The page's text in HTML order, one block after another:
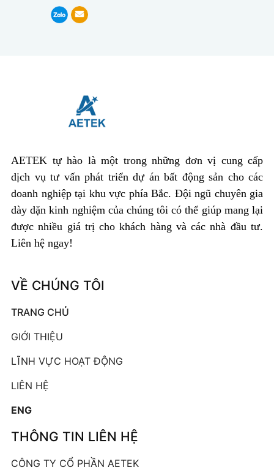
AETEK tự hào là một trong những đơn vị cung cấp
dịch vụ tư vấn phát triển dự án bất động sản cho các
doanh nghiệp tại khu vực phía Bắc. Đội ngũ chuyên gia
dày dặn kinh nghiệm của chúng tôi có thể giúp mang lại
được nhiều giá trị cho khách hàng và các nhà đầu tư.
Liên hệ ngay!
VỀ CHÚNG TÔI
TRANG CHỦ
GIỚI THIỆU
LĨNH VỰC HOẠT ĐỘNG
LIÊN HỆ
ENG
THÔNG TIN LIÊN HỆ
CÔNG TY CỔ PHẦN AETEK